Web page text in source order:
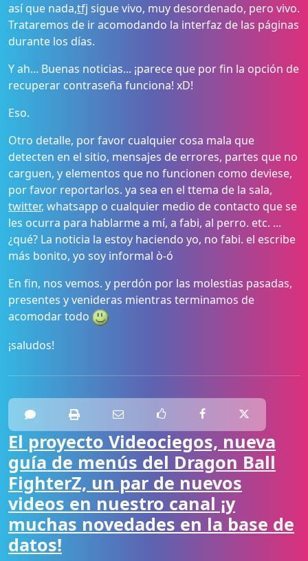
así que nada,tfj sigue vivo, muy desordenado, pero vivo.
Trataremos de ir acomodando la interfaz de las páginas
durante los días.
Y ah... Buenas noticias... ¡parece que por fin la opción de
recuperar contraseña funciona! xD!
Eso.
Otro detalle, por favor cualquier cosa mala que
detecten en el sitio, mensajes de errores, partes que no
carguen, y elementos que no funcionen como deviese,
por favor reportarlos. ya sea en el ttema de la sala,
twitter, whatsapp o cualquier medio de contacto que se
les ocurra para hablarme a mí, a fabi, al perro. etc. ...
¿qué? La noticia la estoy haciendo yo, no fabi. el escribe
más bonito, yo soy informal ò-ó
En fin, nos vemos. y perdón por las molestias pasadas,
presentes y venideras mientras terminamos de
acomodar todo
¡saludos!
El proyecto Videociegos, nueva
guía de menús del Dragon Ball
FighterZ, un par de nuevos
videos en nuestro canal ¡y
muchas novedades en la base de
datos!